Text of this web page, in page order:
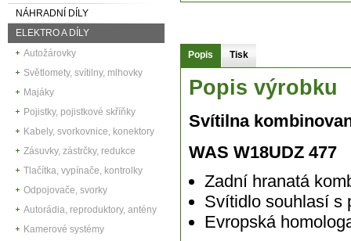
NÁHRADNÍ DÍLY
ELEKTRO A DÍLY
Autožárovky
Světlomety, svítilny, mlhovky
Majáky
Pojistky, pojistkové skříňky
Kabely, svorkovnice, konektory
Zásuvky, zástrčky, redukce
Tlačítka, vypínače, kontrolky
Odpojovače, svorky
Autorádia, reproduktory, antény
Kamerové systémy
Popis Tisk
Popis výrobku
Svítilna
WAS W18UDZ 477
Zadní hranatá
Svítidlo souhlasí s
Evropská